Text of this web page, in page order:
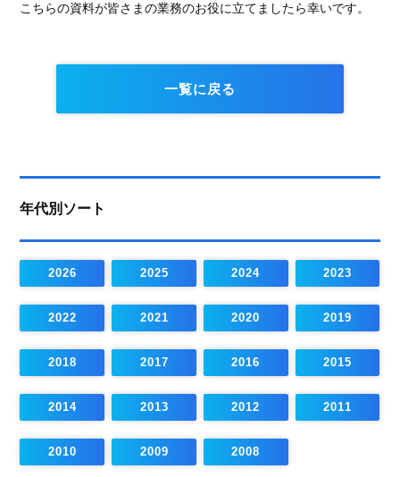
こちらの資料が皆さまの業務のお役に立てましたら幸いです。
一覧に戻る
年代別ソート
2026 2025 2024 2023
2022 2021 2020 2019
2018 2017 2016 2015
2014 2013 2012 2011
2010 2009 2008